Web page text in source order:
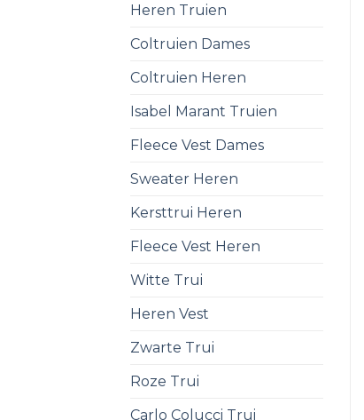
Heren Truien
Coltruien Dames
Coltruien Heren
Isabel Marant Truien
Fleece Vest Dames
Sweater Heren
Kersttrui Heren
Fleece Vest Heren
Witte Trui
Heren Vest
Zwarte Trui
Roze Trui
Carlo Colucci Trui